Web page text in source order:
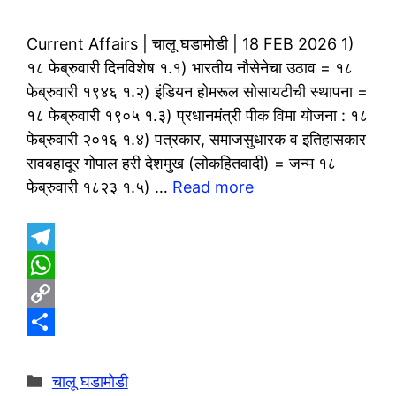
Current Affairs | चालू घडामोडी | 18 FEB 2026 1)
१८ फेब्रुवारी दिनविशेष १.१) भारतीय नौसेनेचा उठाव = १८
फेब्रुवारी १९४६ १.२) इंडियन होमरूल सोसायटीची स्थापना =
१८ फेब्रुवारी १९०५ १.३) प्रधानमंत्री पीक विमा योजना : १८
फेब्रुवारी २०१६ १.४) पत्रकार, समाजसुधारक व इतिहासकार
रावबहादूर गोपाल हरी देशमुख (लोकहितवादी) = जन्म १८
फेब्रुवारी १८२३ १.५) … Read more
T
e
g
W
h
t
C
p
h
Categories
चालू घडामोडी